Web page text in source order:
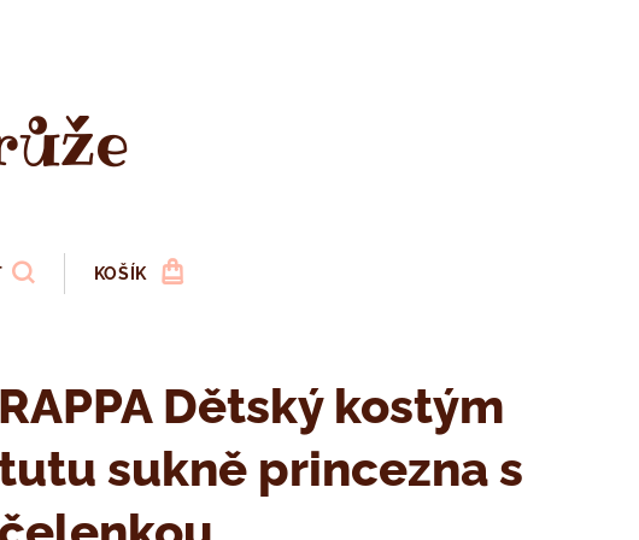
KOŠÍK
RAPPA Dětský kostým
sukně princezna s